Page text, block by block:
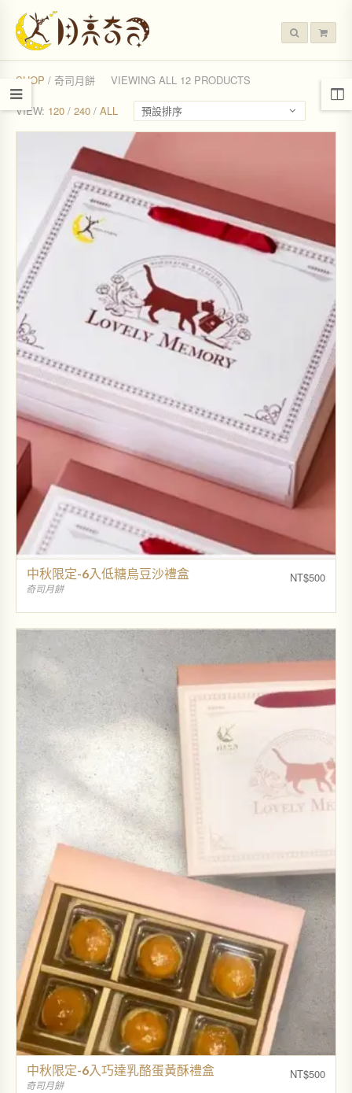
SHOP / 奇司月餅 VIEWING ALL 12 PRODUCTS
VIEW: 120 / 240 / ALL 預設排序
NT$500
中秋限定-6入低糖烏豆沙禮盒
奇司月餅
NT$500
中秋限定-6入巧達乳酪蛋黃酥禮盒
奇司月餅